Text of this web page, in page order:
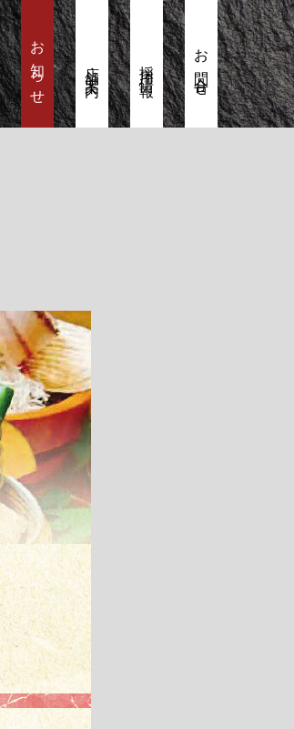
お知らせ 店舗案内 採用情報 お問合せ